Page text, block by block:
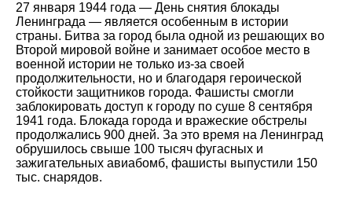
27 января 1944 года — День снятия блокады
Ленинграда — является особенным в истории
страны. Битва за город была одной из решающих во
Второй мировой войне и занимает особое место в
военной истории не только из-за своей
продолжительности, но и благодаря героической
стойкости защитников города. Фашисты смогли
заблокировать доступ к городу по суше 8 сентября
1941 года. Блокада города и вражеские обстрелы
продолжались 900 дней. За это время на Ленинград
обрушилось свыше 100 тысяч фугасных и
зажигательных авиабомб, фашисты выпустили 150
тыс. снарядов.